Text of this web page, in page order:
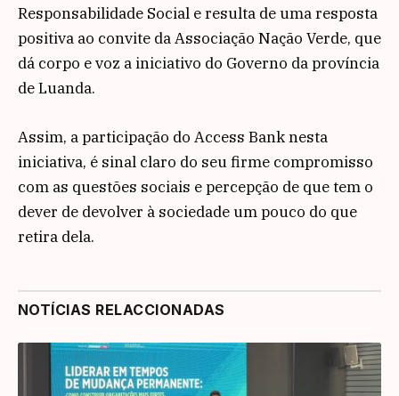
Responsabilidade Social e resulta de uma resposta
positiva ao convite da Associação Nação Verde, que
dá corpo e voz a iniciativo do Governo da província
de Luanda.
Assim, a participação do Access Bank nesta
iniciativa, é sinal claro do seu firme compromisso
com as questões sociais e percepção de que tem o
dever de devolver à sociedade um pouco do que
retira dela.
NOTÍCIAS RELACCIONADAS